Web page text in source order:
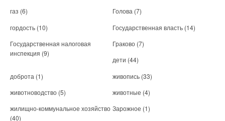
газ (6) Голова (7)
гордость (10) Государственная власть (14)
Государственная налоговая
инспекция (9)
Граково (7)
дети (44)
доброта (1) живопись (33)
животноводство (5) животные (4)
жилищно-коммунальное хозяйство
(40)
Зарожное (1)